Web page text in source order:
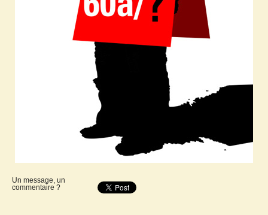
Un message, un
commentaire ?